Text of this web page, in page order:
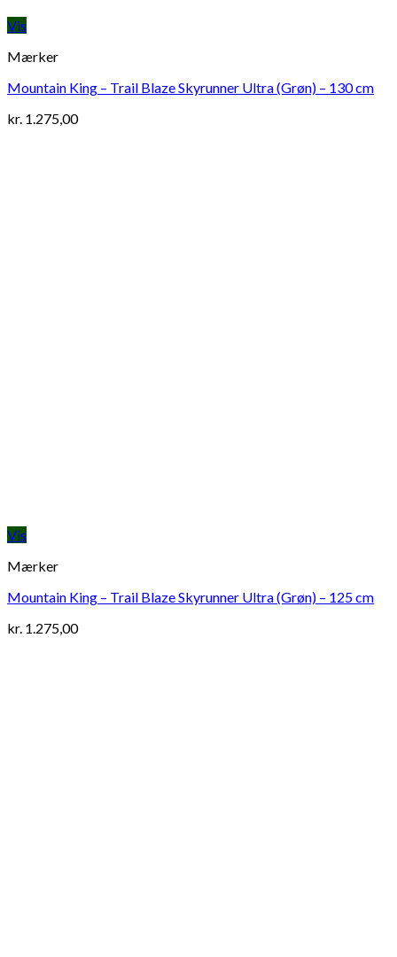
Vis
Mærker
Mountain King – Trail Blaze Skyrunner Ultra (Grøn) – 130 cm
kr. 1.275,00
Vis
Mærker
Mountain King – Trail Blaze Skyrunner Ultra (Grøn) – 125 cm
kr. 1.275,00